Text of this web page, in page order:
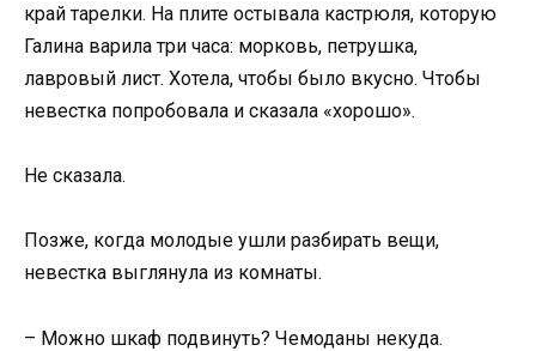
край тарелки. На плите остывала кастрюля, которую
Галина варила три часа: морковь, петрушка,
лавровый лист. Хотела, чтобы было вкусно. Чтобы
невестка попробовала и сказала «хорошо».
Не сказала.
Позже, когда молодые ушли разбирать вещи,
невестка выглянула из комнаты.
– Можно шкаф подвинуть? Чемоданы некуда.